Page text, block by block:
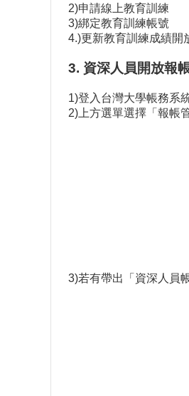
2)申請線上教育訓練
3)綁定教育訓練帳號
4.)更新教育訓練成績開
3. 資深人員開放報
1)登入台灣大學帳務系
2)上方選單選擇「報帳
3)若有帶出「資深人員